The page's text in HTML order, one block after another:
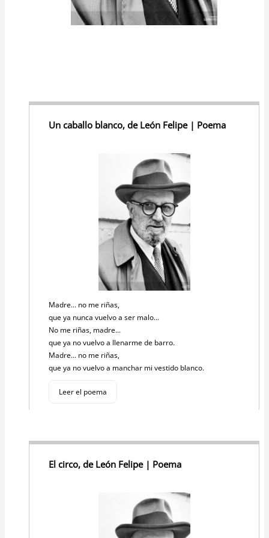
Un caballo blanco, de León Felipe | Poema
Madre... no me riñas,
que ya nunca vuelvo a ser malo...
No me riñas, madre...
que ya no vuelvo a llenarme de barro.
Madre... no me riñas,
que ya no vuelvo a manchar mi vestido blanco.
Leer el poema
El circo, de León Felipe | Poema